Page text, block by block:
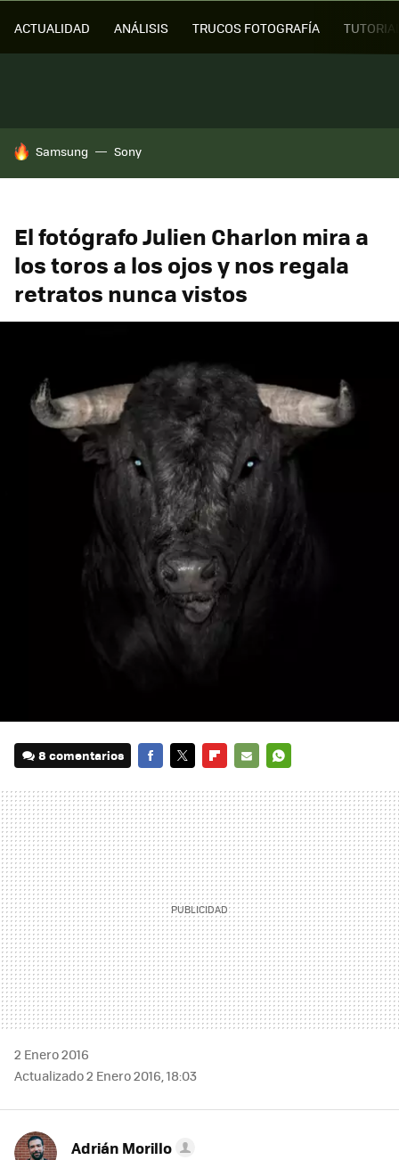
ACTUALIDAD ANÁLISIS TRUCOS FOTOGRAFÍA
HOY SE HABLA DE
Samsung Sony
El fotógrafo Julien Charlon mira a
los toros a los ojos y nos regala
retratos nunca vistos
8 comentarios
MAIL
2 Enero 2016
Actualizado 2 Enero 2016, 18:03
Adrián Morillo